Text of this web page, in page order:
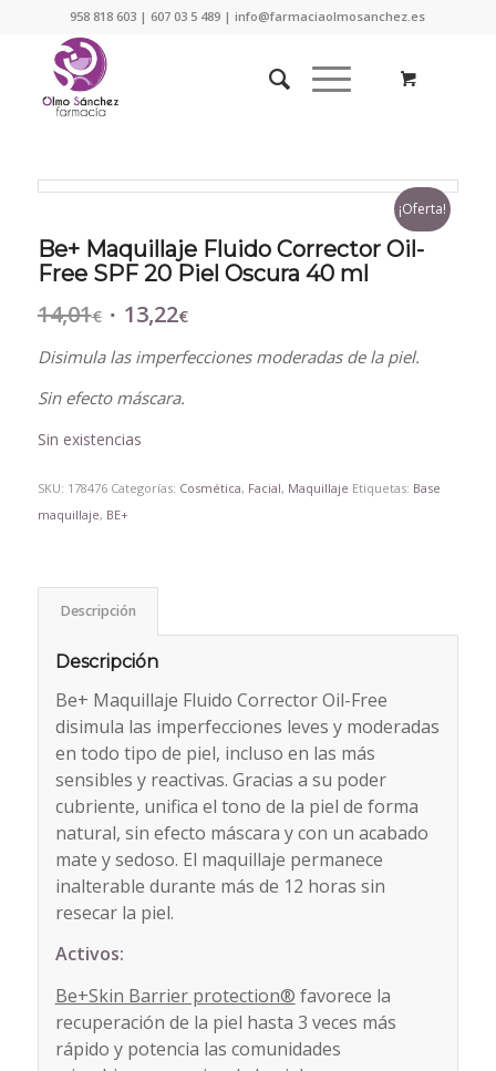
958 818 603 | 607 03 5 489 | info@farmaciaolmosanchez.es
¡Oferta!
Be+ Maquillaje Fluido Corrector Oil-
Free SPF 20 Piel Oscura 40 ml
14,01€ El
original
era:
13,22€El
actual
Disimula las imperfecciones moderadas de la piel.
Sin efecto máscara.
Sin existencias
SKU: 178476 Categorías: Cosmética, Facial, Maquillaje Etiquetas: Base
maquillaje, BE+
Descripción
Descripción
Be+ Maquillaje Fluido Corrector Oil-Free
disimula las imperfecciones leves y moderadas
en todo tipo de piel, incluso en las más
sensibles y reactivas. Gracias a su poder
cubriente, unifica el tono de la piel de forma
natural, sin efecto máscara y con un acabado
mate y sedoso. El maquillaje permanece
inalterable durante más de 12 horas sin
resecar la piel.
Activos:
Be+Skin Barrier protection® favorece la
recuperación de la piel hasta 3 veces más
rápido y potencia las comunidades